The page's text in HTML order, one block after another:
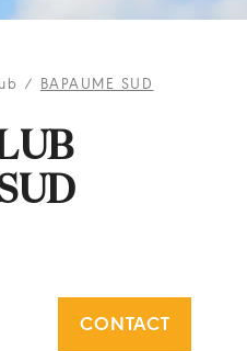
/ BAPAUME SUD
CONTACT